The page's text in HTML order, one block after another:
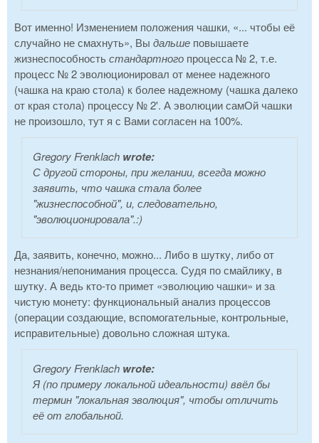
Вот именно! Изменением положения чашки, «... чтобы её
случайно не смахнуть», Вы дальше повышаете
жизнеспособностьстандартного процесса № 2, т.е.
процесс № 2 эволюционировал от менее надежного
(чашка на краю стола) к более надежному (чашка далеко
от края стола) процессу № 2'. А эволюции самОй чашки
не произошло, тут я с Вами согласен на 100%.
Gregory Frenklach wrote:
С другой стороны, при желании, всегда можно
заявить, что чашка стала более
"жизнеспособной", и, следовательно,
"эволюционировала".:)
Да, заявить, конечно, можно... Либо в шутку, либо от
незнания/непонимания процесса. Судя по смайлику, в
шутку. А ведь кто-то примет «эволюцию чашки» и за
чистую монету: функциональный анализ процессов
(операции создающие, вспомогательные, контрольные,
исправительные) довольно сложная штука.
Gregory Frenklach wrote:
Я (по примеру локальной идеальности) ввёл бы
термин "локальная эволюция", чтобы отличить
её от глобальной.